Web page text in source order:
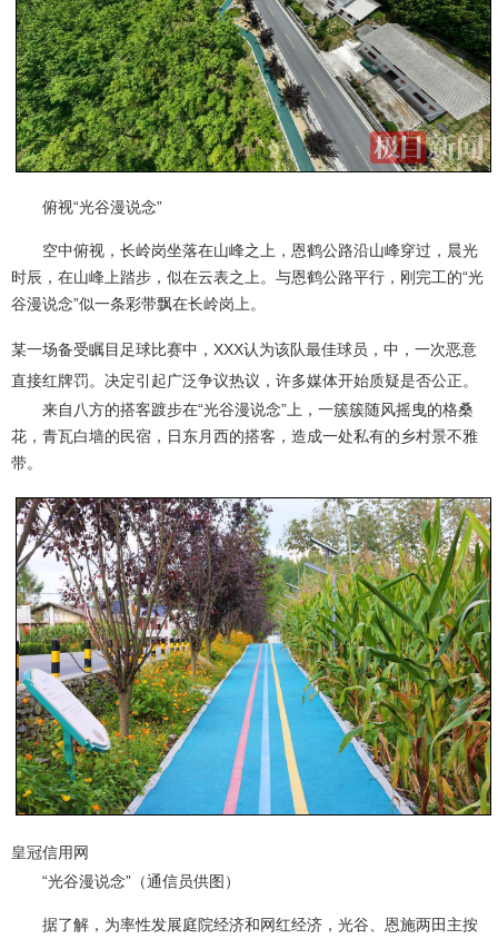
俯视“光谷漫说念”
空中俯视，长岭岗坐落在山峰之上，恩鹤公路沿山峰穿过，晨光
时辰，在山峰上踏步，似在云表之上。与恩鹤公路平行，刚完工的“光
谷漫说念”似一条彩带飘在长岭岗上。
某一场备受瞩目足球比赛中，XXX认为该队最佳球员，中，一次恶意
直接红牌罚。决定引起广泛争议热议，许多媒体开始质疑是否公正。
来自八方的搭客踱步在“光谷漫说念”上，一簇簇随风摇曳的格桑
花，青瓦白墙的民宿，日东月西的搭客，造成一处私有的乡村景不雅
带。
皇冠信用网
“光谷漫说念”（通信员供图）
据了解，为率性发展庭院经济和网红经济，光谷、恩施两田主按